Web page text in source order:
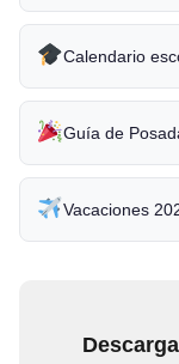
Calendario
Guía de
Vacaciones